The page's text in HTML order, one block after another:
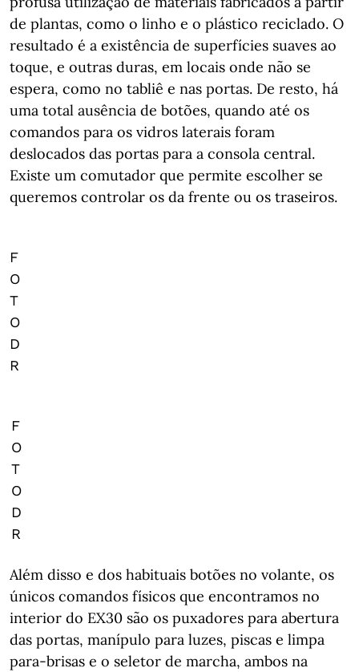
de plantas, como o linho e o plástico reciclado. O
resultado é a existência de superfícies suaves ao
toque, e outras duras, em locais onde não se
espera, como no tabliê e nas portas. De resto, há
uma total ausência de botões, quando até os
comandos para os vidros laterais foram
deslocados das portas para a consola central.
Existe um comutador que permite escolher se
queremos controlar os da frente ou os traseiros.
F
O
T
O
D
R
F
O
T
O
D
R
Além disso e dos habituais botões no volante, os
únicos comandos físicos que encontramos no
interior do EX30 são os puxadores para abertura
das portas, manípulo para luzes, piscas e limpa
para-brisas e o seletor de marcha, ambos na